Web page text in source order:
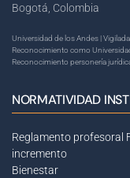
Bogotá, Colombia
Universidad de los Andes |
Reconocimiento como
Reconocimiento personería
NORMATIVIDAD
Reglamento profesoral
incremento
Bienestar